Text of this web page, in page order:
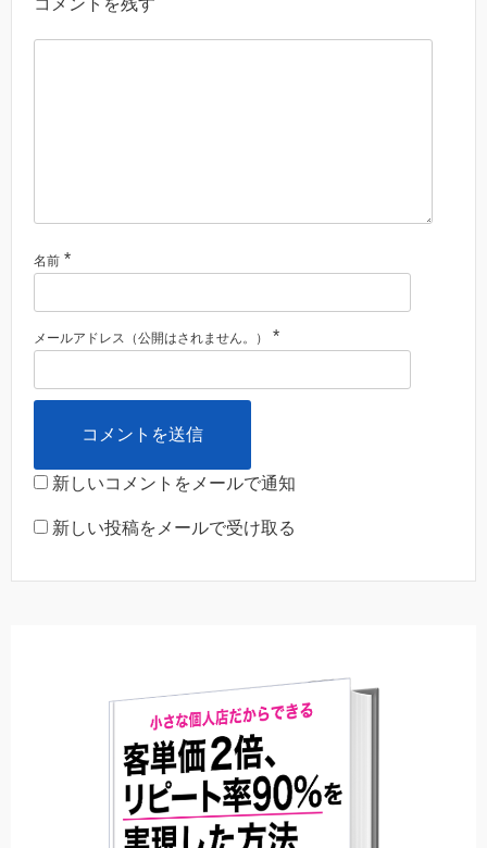
名前 *
メールアドレス（公開はされません。） *
新しいコメントをメールで通知
新しい投稿をメールで受け取る